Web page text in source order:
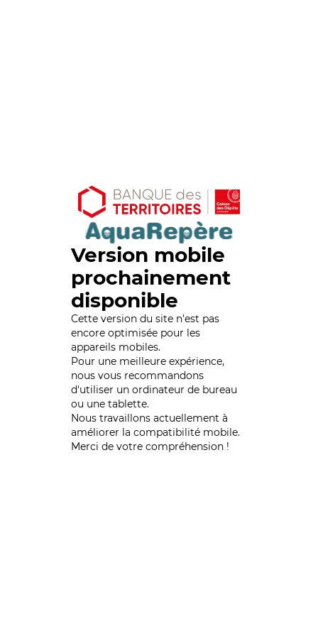
Version mobile
prochainement
disponible
Cette version du site n’est pas
encore optimisée pour les
appareils mobiles.
Pour une meilleure expérience,
nous vous recommandons
d'utiliser un ordinateur de bureau
ou une tablette.
Nous travaillons actuellement à
améliorer la compatibilité mobile.
Merci de votre compréhension !